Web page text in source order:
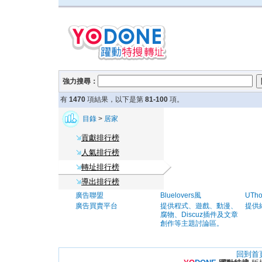
強力搜尋：
有 1470 項結果，以下是第 81-100 項。
目錄 > 居家
貢獻排行榜
人氣排行榜
轉址排行榜
導出排行榜
廣告聯盟
廣告買賣平台
Bluelovers風
提供程式、遊戲、動漫、
腐物、Discuz插件及文章
創作等主題討論區。
提供
回到首